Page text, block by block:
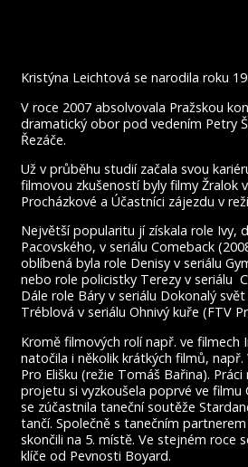
Kristýna Leichtová se narodila roku
V roce 2007 absolvovala Pražskou
dramatický obor pod vedením Petry
Řezáče.
Už v průběhu studií začala svou
filmovou zkušeností byly filmy Žralok
Procházkové a Účastníci zájezdu v
Největší popularitu jí získala role Ivy,
Pacovského, v seriálu Comeback
oblíbená byla role Denisy v seriálu
nebo role policistky Terezy v seriálu
Dále role Báry v seriálu Dokonalý
Tréblová v seriálu Ohnivý kuře (FTV
Kromě filmových rolí např. ve
natočila i několik krátkých filmů,
Pro Elišku (režie Tomáš Bařina). Práci
projetu si vyzkoušela poprvé ve filmu
se zúčastnila taneční soutěže
tančí. Společně s tanečním
skončili na 5. místě. Ve stejném roce
klíče od Pevnosti Boyard.